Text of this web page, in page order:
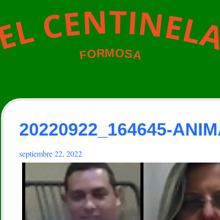
L CENTINELA
FORMOSA
20220922_164645-
septiembre 22, 2022